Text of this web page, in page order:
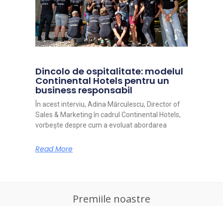
Dincolo de ospitalitate: modelul
Continental Hotels pentru un
business responsabil
În acest interviu, Adina Mărculescu, Director of
Sales & Marketing în cadrul Continental Hotels,
vorbește despre cum a evoluat abordarea
Read More
Premiile noastre